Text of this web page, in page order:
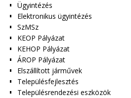
Ügyintézés
Elektronikus ügyintézés
SzMSz
KEOP Pályázat
KEHOP Pályázat
ÁROP Pályázat
Elszállított járművek
Településfejlesztés
Településrendezési eszközök